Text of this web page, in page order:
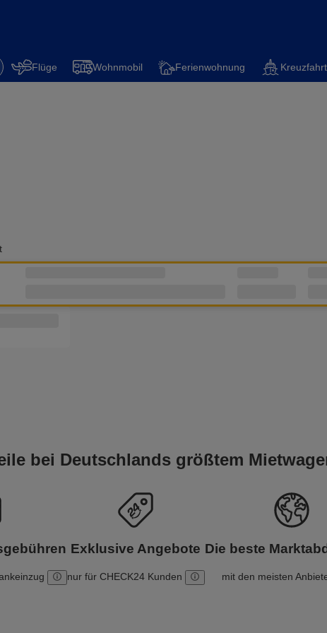
Flüge Wohnmobil Ferienwohnung Kreuzfahrt
bei Deutschlands größtem
Exklusive Angebote
nur für CHECK24 Kunden
Die beste
mit den meisten